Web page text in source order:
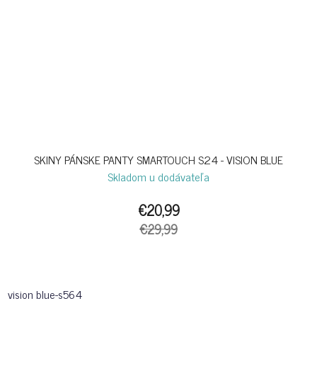
SKINY PÁNSKE PANTY SMARTOUCH S24 - VISION BLUE
Skladom u dodávateľa
€20,99
€29,99
vision blue-s564